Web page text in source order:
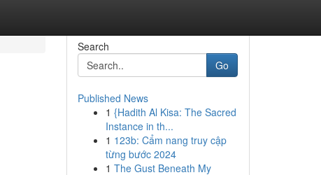
Search
Go
Published News
1 {Hadith Al Kisa: The Sacred
Instance in th...
1 123b: Cẩm nang truy cập
từng bước 2024
1 The Gust Beneath My